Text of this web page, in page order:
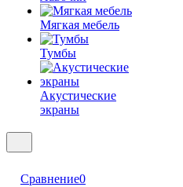
Мягкая мебель
Тумбы
Акустические
экраны
Сравнение0